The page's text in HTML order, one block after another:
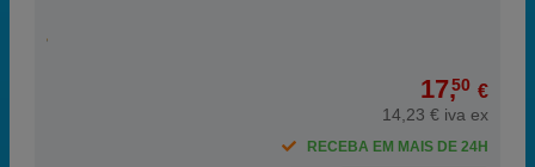
17,50 €
14,23 € iva ex
RECEBA EM MAIS DE 24H